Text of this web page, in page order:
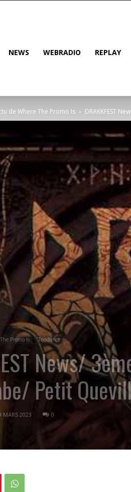
NEWS WEBRADIO REPLAY
de Where The Promo Is DRAKKFEST
Promo Is Tendance
News/
Petit
MARS 2023 0